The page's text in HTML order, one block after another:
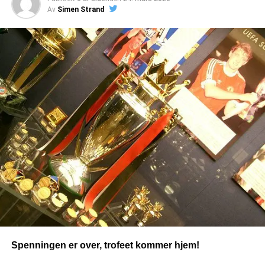
Av Simen Strand
Spenningen er over, trofeet kommer hjem!